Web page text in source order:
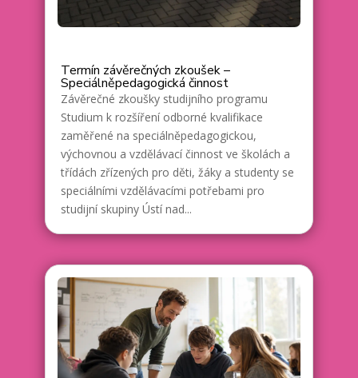
Termín závěrečných zkoušek –
Speciálněpedagogická činnost
Závěrečné zkoušky studijního programu
Studium k rozšíření odborné kvalifikace
zaměřené na speciálněpedagogickou,
výchovnou a vzdělávací činnost ve školách a
třídách zřízených pro děti, žáky a studenty se
speciálními vzdělávacími potřebami pro
studijní skupiny Ústí nad...